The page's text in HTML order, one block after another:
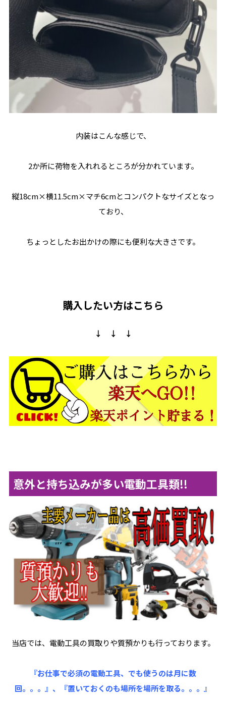
内装はこんな感じで、
2か所に荷物を入れれるところが分かれています。
縦18cm×横11.5cm×マチ6cmとコンパクトなサイズとなっ
ており、
ちょっとしたお出かけの際にも便利な大きさです。
購入したい方はこちら
↓ ↓ ↓
意外と持ち込みが多い電動工具類!!
当店では、電動工具の買取りや質預かりも行っております。
『お仕事で必須の電動工具、でも使うのは月に数
回。。。』、『置いておくのも場所を場所を取る。。。』